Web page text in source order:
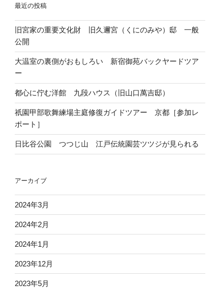
最近の投稿
旧宮家の重要文化財 旧久邇宮（くにのみや）邸 一般
公開
大温室の裏側がおもしろい 新宿御苑バックヤードツア
ー
都心に佇む洋館 九段ハウス（旧山口萬吉邸）
祇園甲部歌舞練場主庭修復ガイドツアー 京都［参加レ
ポート］
日比谷公園 つつじ山 江戸伝統園芸ツツジが見られる
アーカイブ
2024年3月
2024年2月
2024年1月
2023年12月
2023年5月